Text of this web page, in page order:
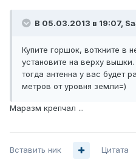
В 05.03.2013 в 19:07,
Купите горшок, воткните в
установите на верху
тогда антенна у вас будет
метров от уровня земли=)
Маразм крепчал ...
Вставить ник Цитата